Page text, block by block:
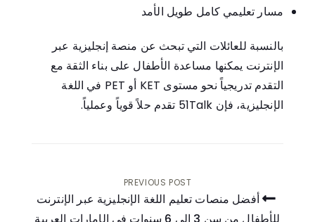
مسار تعليمي كامل طويل الأمد
بالنسبة للعائلات التي تبحث عن منصة إنجليزية عبر
الإنترنت يمكنها مساعدة الأطفال على بناء الثقة مع
التقدم تدريجياً نحو مستوى KET أو PET في اللغة
الإنجليزية، فإن 51Talk تقدم حلاً قوياً وعملياً.
PREVIOUS POST
أفضل منصات تعليم اللغة الإنجليزية عبر الإنترنت
للأطفال من سن 3 إلى 6 سنوات في الإمارات العربية